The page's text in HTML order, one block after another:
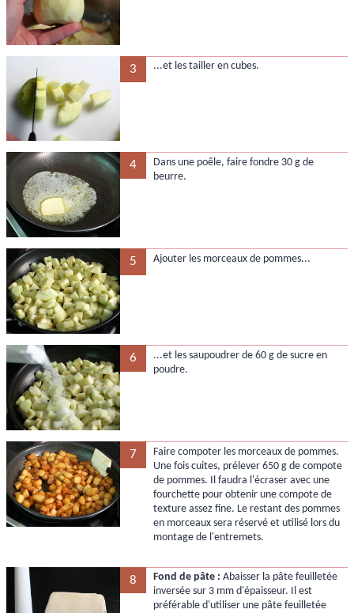
3 ...et les tailler en cubes.
4
Dans une poêle, faire fondre 30 g de
beurre.
5 Ajouter les morceaux de pommes...
6
...et les saupoudrer de 60 g de sucre en
poudre.
7
Faire compoter les morceaux de pommes.
Une fois cuites, prélever 650 g de compote
de pommes. Il faudra l'écraser avec une
fourchette pour obtenir une compote de
texture assez fine. Le restant des pommes
en morceaux sera réservé et utilisé lors du
montage de l'entremets.
8 Fond de pâte : Abaisser la pâte feuilletée
inversée sur 3 mm d'épaisseur. Il est
préférable d'utiliser une pâte feuilletée